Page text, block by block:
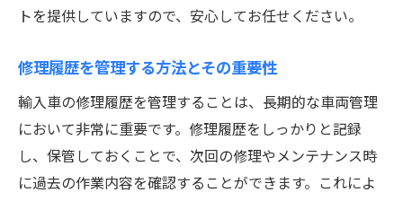
トを提供していますので、安心してお任せください。
修理履歴を管理する方法とその重要性
輸入車の修理履歴を管理することは、長期的な車両管理
において非常に重要です。修理履歴をしっかりと記録
し、保管しておくことで、次回の修理やメンテナンス時
に過去の作業内容を確認することができます。これによ